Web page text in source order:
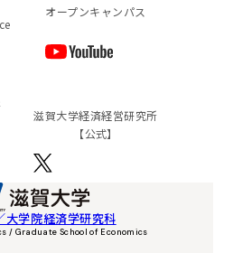
オープンキャンパス
滋賀⼤学経済経営研究所
【公式】
大学院経済学研究科
/ Graduate School of Economics